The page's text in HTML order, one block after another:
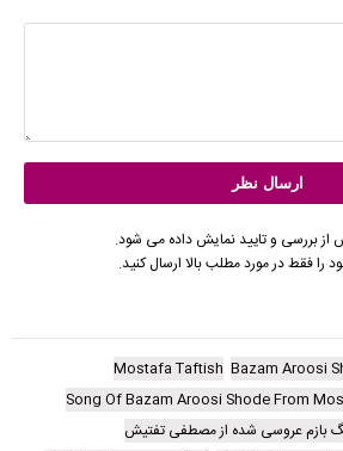
بررسی و تایید نمایش داده می شود.
را فقط در مورد مطلب بالا ارسال کنید.
Bazam Aroosi
Mostafa Taftish
Song Of Bazam Aroosi Shode From
بازم عروسی شده از مصطفی تفتیش